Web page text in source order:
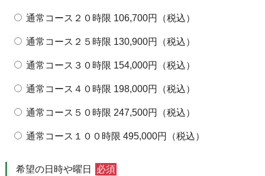
通常コース２０時限 106,700円（税込）
通常コース２５時限 130,900円（税込）
通常コース３０時限 154,000円（税込）
通常コース４０時限 198,000円（税込）
通常コース５０時限 247,500円（税込）
通常コース１００時限 495,000円（税込）
希望の日時や曜日 必須